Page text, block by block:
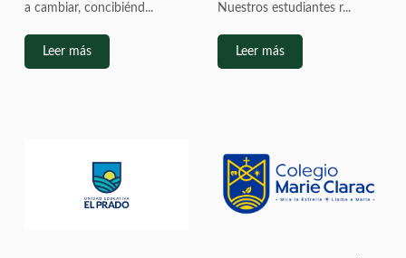
a cambiar, concibiénd...
Leer más
Nuestros estudiantes r...
Leer más